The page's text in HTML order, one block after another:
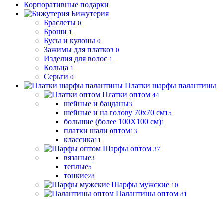
Корпоративные подарки
Бижутерия
Браслеты 0
Броши 1
Бусы и кулоны 0
Зажимы для платков 0
Изделия для волос 1
Кольца 1
Серьги 0
Платки шарфы палантины
Платки оптом 44
шейные и банданы3
шейные и на голову 70х70 см15
большие (более 100Х100 см)1
платки шали оптом13
классика11
Шарфы оптом 37
вязаные3
теплые5
тонкие28
Шарфы мужские 10
Палантины оптом 81